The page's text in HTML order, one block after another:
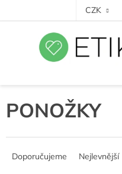
CZK
PONOŽKY
Doporučujeme Nejlevnější